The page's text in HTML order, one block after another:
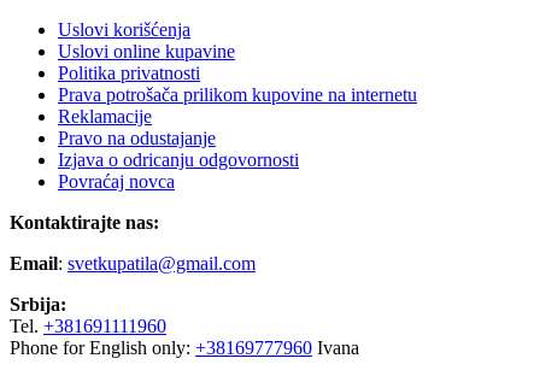
Uslovi korišćenja
Uslovi online kupavine
Politika privatnosti
Prava potrošača prilikom kupovine na internetu
Reklamacije
Pravo na odustajanje
Izjava o odricanju odgovornosti
Povraćaj novca
Kontaktirajte nas:
Email: svetkupatila@gmail.com
Srbija:
Tel. +381691111960
Phone for English only: +38169777960 Ivana